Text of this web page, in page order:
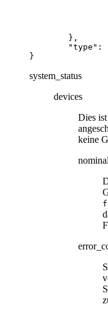
},
"type" :
}
system_status
devices
Dies
keine
nominal